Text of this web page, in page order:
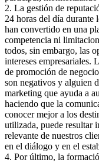
2. La gestión de
24 horas del día durante
han convertido en una
competencia ni
todos, sin embargo, las
intereses empresariales.
de promoción de
son negativos y alguien
marketing que ayuda a
haciendo que la
conocer mejor a los
utilizada, puede resultar
relevante de nuestros
en el diálogo y en el
4. Por último, la